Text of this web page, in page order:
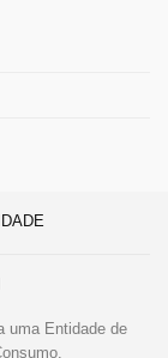
uma Entidade de